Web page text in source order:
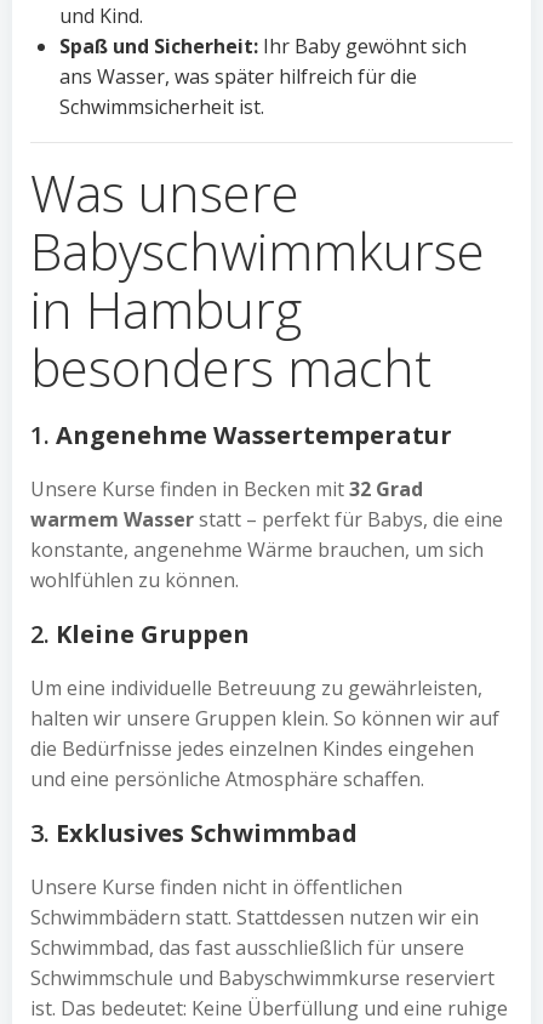
und Kind.
Spaß und Sicherheit: Ihr Baby gewöhnt sich
ans Wasser, was später hilfreich für die
Schwimmsicherheit ist.
Was unsere
Babyschwimmkurse
in Hamburg
besonders macht
1. Angenehme Wassertemperatur
Unsere Kurse finden in Becken mit32 Grad
warmem Wasserstatt – perfekt für Babys, die eine
konstante, angenehme Wärme brauchen, um sich
wohlfühlen zu können.
2. Kleine Gruppen
Um eine individuelle Betreuung zu gewährleisten,
halten wir unsere Gruppen klein. So können wir auf
die Bedürfnisse jedes einzelnen Kindes eingehen
und eine persönliche Atmosphäre schaffen.
3. Exklusives Schwimmbad
Unsere Kurse finden nicht in öffentlichen
Schwimmbädern statt. Stattdessen nutzen wir ein
Schwimmbad, das fast ausschließlich für unsere
Schwimmschule und Babyschwimmkurse reserviert
ist. Das bedeutet: Keine Überfüllung und eine ruhige